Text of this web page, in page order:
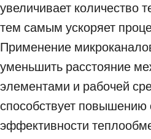
увеличивает количество
тем самым ускоряет
Применение
уменьшить расстояние
элементами и рабочей
способствует повышению
эффективности